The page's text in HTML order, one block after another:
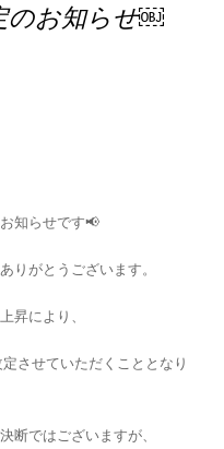
のお知らせ￼
知らせです📢
りがとうございます。
昇により、
させていただくこととなり
断ではございますが、